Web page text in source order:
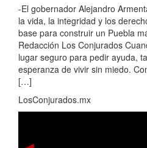
-El gobernador Alejandro
la vida, la integridad y los
base para construir un Puebla
Redacción Los Conjurados
lugar seguro para pedir ayuda,
esperanza de vivir sin miedo.
[…]
LosConjurados.mx